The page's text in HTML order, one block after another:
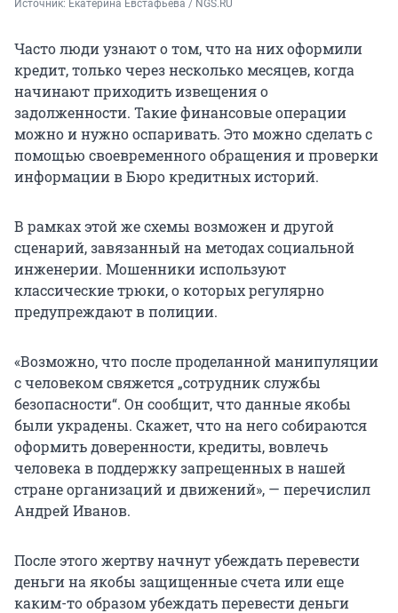
Источник: Екатерина Евстафьева / NGS.RU
Часто люди узнают о том, что на них оформили
кредит, только через несколько месяцев, когда
начинают приходить извещения о
задолженности. Такие финансовые операции
можно и нужно оспаривать. Это можно сделать с
помощью своевременного обращения и проверки
информации в Бюро кредитных историй.
В рамках этой же схемы возможен и другой
сценарий, завязанный на методах социальной
инженерии. Мошенники используют
классические трюки, о которых регулярно
предупреждают в полиции.
«Возможно, что после проделанной манипуляции
с человеком свяжется „сотрудник службы
безопасности“. Он сообщит, что данные якобы
были украдены. Скажет, что на него собираются
оформить доверенности, кредиты, вовлечь
человека в поддержку запрещенных в нашей
стране организаций и движений», — перечислил
Андрей Иванов.
После этого жертву начнут убеждать перевести
деньги на якобы защищенные счета или еще
каким-то образом убеждать перевести деньги